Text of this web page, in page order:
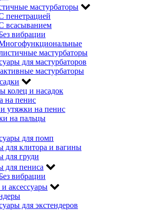
мастурбаторы
пенетрацией
всасыванием
вибрации
мастурбаторы
для мастурбаторов
мастурбаторы
колец и насадок
на пенис
утяжки на пенис
на пальцы
для помп
для клитора и вагины
для груди
для пениса
вибрации
аксессуары
для экстендеров